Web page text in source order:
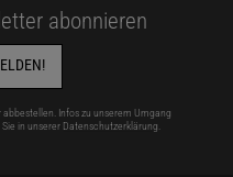
Sportabonnieren
Infos zu unserem Umgang
in unserer Datenschutzerklärung